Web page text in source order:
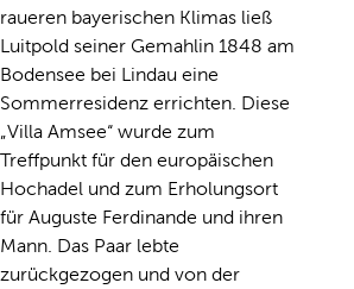
raueren bayerischen Klimas ließ
Luitpold seiner Gemahlin 1848 am
Bodensee bei Lindau eine
Sommerresidenz errichten. Diese
„Villa Amsee“ wurde zum
Treffpunkt für den europäischen
Hochadel und zum Erholungsort
für Auguste Ferdinande und ihren
Mann. Das Paar lebte
zurückgezogen und von der